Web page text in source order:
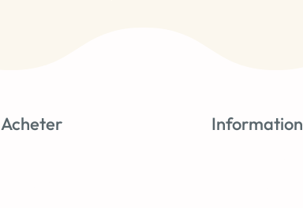
Acheter Information